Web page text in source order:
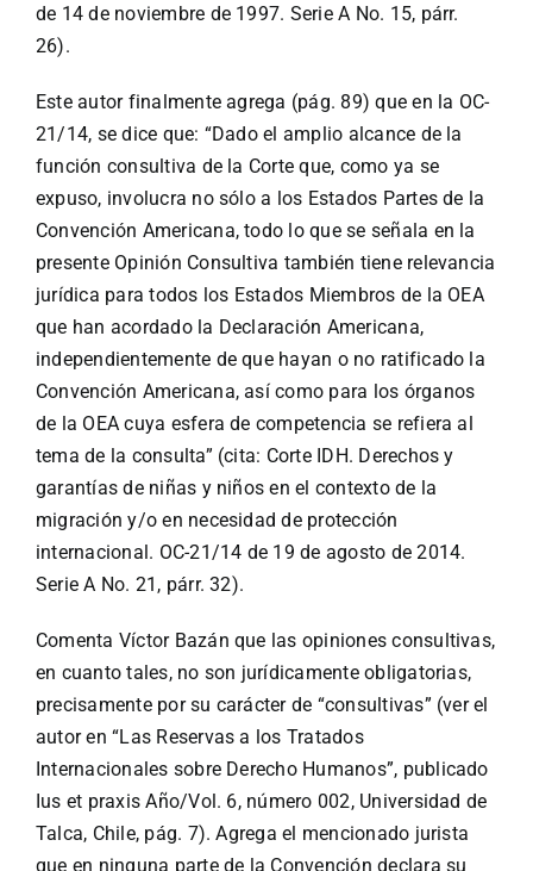
de 14 de noviembre de 1997. Serie A No. 15, párr.
26).
Este autor finalmente agrega (pág. 89) que en la OC-
21/14, se dice que: “Dado el amplio alcance de la
función consultiva de la Corte que, como ya se
expuso, involucra no sólo a los Estados Partes de la
Convención Americana, todo lo que se señala en la
presente Opinión Consultiva también tiene relevancia
jurídica para todos los Estados Miembros de la OEA
que han acordado la Declaración Americana,
independientemente de que hayan o no ratificado la
Convención Americana, así como para los órganos
de la OEA cuya esfera de competencia se refiera al
tema de la consulta” (cita: Corte IDH. Derechos y
garantías de niñas y niños en el contexto de la
migración y/o en necesidad de protección
internacional. OC-21/14 de 19 de agosto de 2014.
Serie A No. 21, párr. 32).
Comenta Víctor Bazán que las opiniones consultivas,
en cuanto tales, no son jurídicamente obligatorias,
precisamente por su carácter de “consultivas” (ver el
autor en “Las Reservas a los Tratados
Internacionales sobre Derecho Humanos”, publicado
Ius et praxis Año/Vol. 6, número 002, Universidad de
Talca, Chile, pág. 7). Agrega el mencionado jurista
que en ninguna parte de la Convención declara su